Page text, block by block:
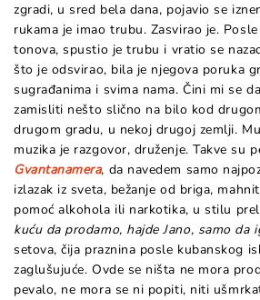
zgradi, u sred bela dana, pojavio se
rukama je imao trubu. Zasvirao je.
tonova, spustio je trubu i vratio se
što je odsvirao, bila je njegova poruka
sugrađanima i svima nama. Čini mi se
zamisliti nešto slično na bilo kod
drugom gradu, u nekoj drugoj zemlji.
muzika je razgovor, druženje. Takve su
Gvantanamera, da navedem samo
izlazak iz sveta, bežanje od briga,
pomoć alkohola ili narkotika, u stilu
kuću da prodamo, hajde Jano, samo da
setova, čija praznina posle kubanskog
zaglušujuće. Ovde se ništa ne mora
pevalo, ne mora se ni popiti, niti